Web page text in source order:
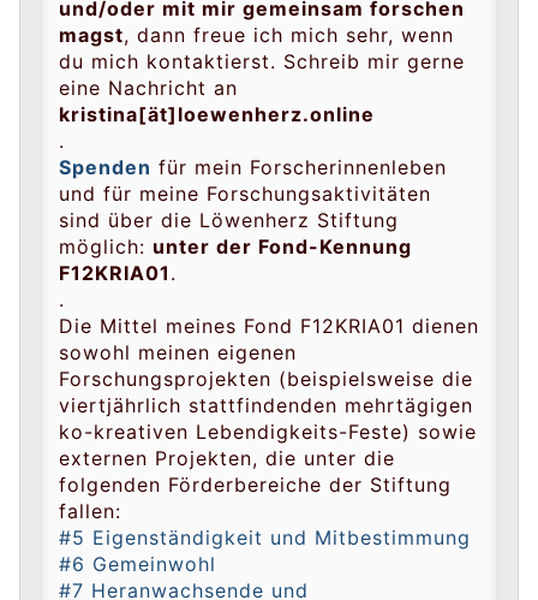
und/oder mit mir gemeinsam forschen
magst, dann freue ich mich sehr, wenn
du mich kontaktierst. Schreib mir gerne
eine Nachricht an
kristina[ät]loewenherz.online
.
Spenden für mein Forscherinnenleben
und für meine Forschungsaktivitäten
sind über die Löwenherz Stiftung
möglich: unter der Fond-Kennung
F12KRIA01 .
.
Die Mittel meines Fond F12KRIA01 dienen
sowohl meinen eigenen
Forschungsprojekten (beispielsweise die
viertjährlich stattfindenden mehrtägigen
ko-kreativen Lebendigkeits-Feste) sowie
externen Projekten, die unter die
folgenden Förderbereiche der Stiftung
fallen:
#5 Eigenständigkeit und Mitbestimmung
#6 Gemeinwohl
#7 Heranwachsende und